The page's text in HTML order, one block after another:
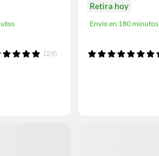
(29)
Retira hoy
Envío en 180 minutos